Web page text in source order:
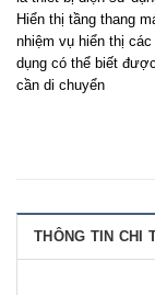
Hiển thị tầng thang
nhiệm vụ hiển thị
dụng có thể biết
cần di chuyển
THÔNG TIN CHI